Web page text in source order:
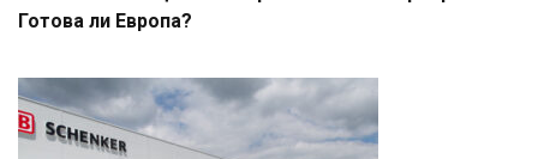
Готова ли Европа?